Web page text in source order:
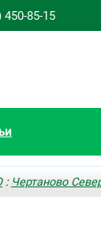
450-85-15
: Чертаново